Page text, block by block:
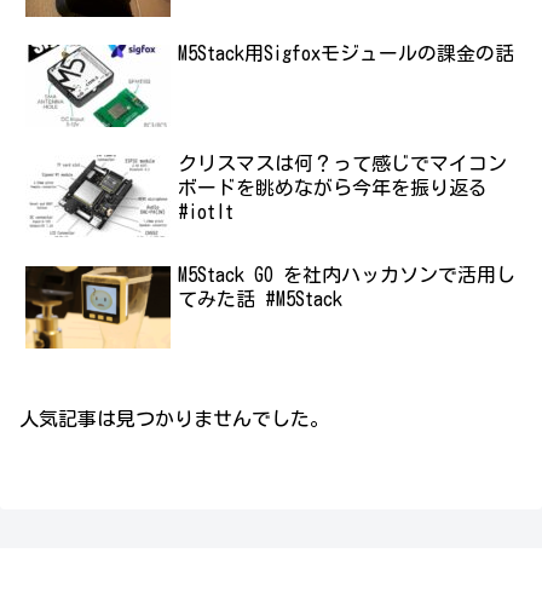
M5Stack用Sigfoxモジュールの課金の話
クリスマスは何？って感じでマイコン
ボードを眺めながら今年を振り返る
#iotlt
M5Stack GO を社内ハッカソンで活用し
てみた話 #M5Stack
人気記事は見つかりませんでした。